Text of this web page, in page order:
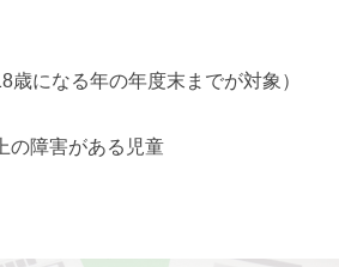
歳になる年の年度末までが対象）
の障害がある児童